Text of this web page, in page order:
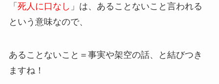
「 死人に口なし 」は、あることないこと言われる
という意味なので、
あることないこと＝事実や架空の話、と結びつき
ますね！